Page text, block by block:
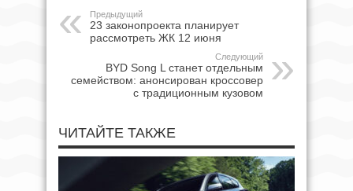
Предыдущий
23 законопроекта планирует
рассмотреть ЖК 12 июня
Следующий
BYD Song L станет отдельным
семейством: анонсирован кроссовер
с традиционным кузовом
ЧИТАЙТЕ ТАКЖЕ